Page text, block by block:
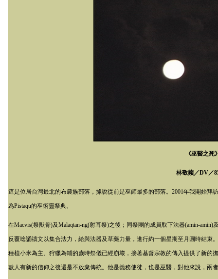
《巫醫之死
林敬蘋／DV／
這是位居台灣最北的布農族部落，據說從前是巫師最多的部落。 2001年我開始拜
為Pistaqu的巫術靈祭典。
在Macvis(祭獸骨)及Malaqtan-ng(射耳祭)之後；同祭團的成員取下法器(amin-amin)
反覆唸誦禱文以集合法力，給與法器及草藥力量，進行約一個星期至月圓時結
種植小米為主、狩獵為輔的歲時祭儀已經崩壞，接著基督宗教的傳入提供了新
數人有新的信仰之後還是不放棄傳統。他是義務使徒，也是巫醫，對他來說，兩